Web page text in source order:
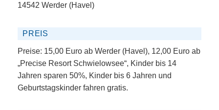
14542 Werder (Havel)
PREIS
Preise: 15,00 Euro ab Werder (Havel), 12,00 Euro ab
„Precise Resort Schwielowsee“, Kinder bis 14
Jahren sparen 50%, Kinder bis 6 Jahren und
Geburtstagskinder fahren gratis.